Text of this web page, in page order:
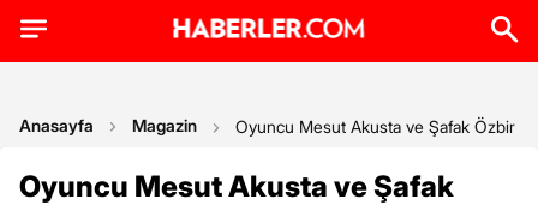
Anasayfa Magazin Oyuncu Mesut Akusta ve Şafak Özbir
Oyuncu Mesut Akusta ve Şafak